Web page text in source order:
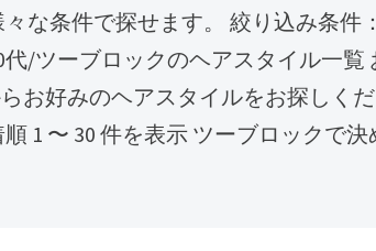
々な条件で探せます。 絞り込み条件
代/ツーブロックのヘアスタイル一覧
お好みのヘアスタイルをお探しくだ
1 〜 30 件を表示 ツーブロックで決